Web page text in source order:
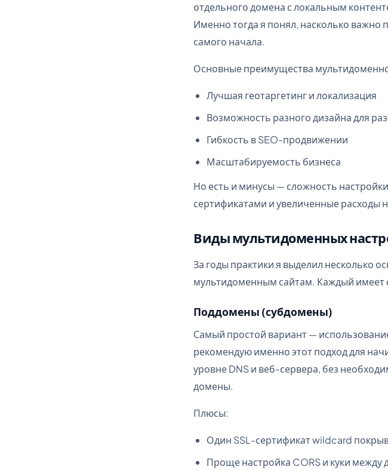
отдельного домена с локальным
Именно тогда я понял, насколько важно
самого начала.
Основные преимущества
Лучшая геотаргетинг и локализация
Возможность разного дизайна для
Гибкость в SEO-продвижении
Масштабируемость бизнеса
Но есть и минусы — сложность
сертификатами и увеличенные расходы
Виды мультидоменных
За годы практики я выделил несколько
мультидоменным сайтам. Каждый имеет
Поддомены (субдомены)
Самый простой вариант —
рекомендую именно этот подход для
уровне DNS и веб-сервера, без
домены.
Плюсы:
Один SSL-сертификат wildcard
Проще настройка CORS и куки между